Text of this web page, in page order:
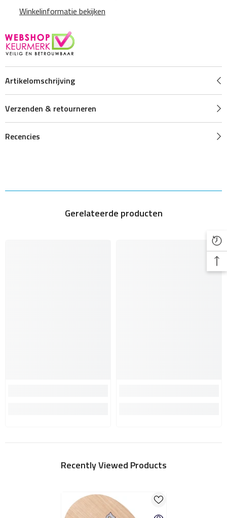
Winkelinformatie bekijken
Artikelomschrijving
Verzenden & retourneren
Recencies
Gerelateerde producten
Recently Viewed Products